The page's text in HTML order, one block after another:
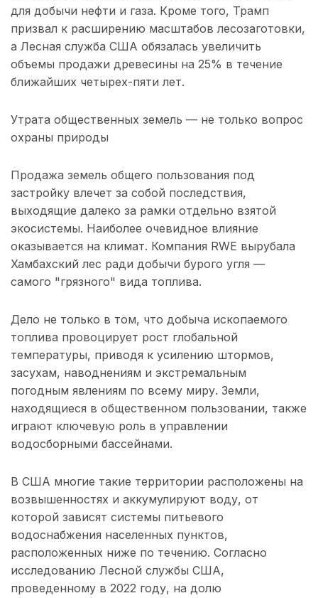
для добычи нефти и газа. Кроме того, Трамп
призвал к расширению масштабов лесозаготовки,
а Лесная служба США обязалась увеличить
объемы продажи древесины на 25% в течение
ближайших четырех-пяти лет.
Утрата общественных земель — не только вопрос
охраны природы
Продажа земель общего пользования под
застройку влечет за собой последствия,
выходящие далеко за рамки отдельно взятой
экосистемы. Наиболее очевидное влияние
оказывается на климат. Компания RWE вырубала
Хамбахский лес ради добычи бурого угля —
самого "грязного" вида топлива.
Дело не только в том, что добыча ископаемого
топлива провоцирует рост глобальной
температуры, приводя к усилению штормов,
засухам, наводнениям и экстремальным
погодным явлениям по всему миру. Земли,
находящиеся в общественном пользовании, также
играют ключевую роль в управлении
водосборными бассейнами.
В США многие такие территории расположены на
возвышенностях и аккумулируют воду, от
которой зависят системы питьевого
водоснабжения населенных пунктов,
расположенных ниже по течению. Согласно
исследованию Лесной службы США,
проведенному в 2022 году, на долю